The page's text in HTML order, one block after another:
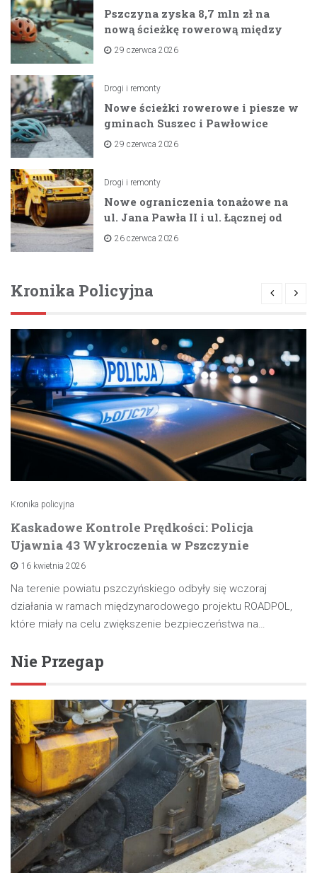
Pszczyna zyska 8,7 mln zł na
nową ścieżkę rowerową między
zaporami
29 czerwca 2026
Drogi i remonty
Nowe ścieżki rowerowe i piesze w
gminach Suszec i Pawłowice
dzięki unijnemu wsparciu
29 czerwca 2026
Drogi i remonty
Nowe ograniczenia tonażowe na
ul. Jana Pawła II i ul. Łącznej od
lipca 2026 roku
26 czerwca 2026
Kronika Policyjna
Kronika policyjna
Kaskadowe Kontrole Prędkości: Policja
Ujawnia 43 Wykroczenia w Pszczynie
16 kwietnia 2026
Na terenie powiatu pszczyńskiego odbyły się wczoraj
działania w ramach międzynarodowego projektu ROADPOL,
które miały na celu zwiększenie bezpieczeństwa na…
Nie Przegap